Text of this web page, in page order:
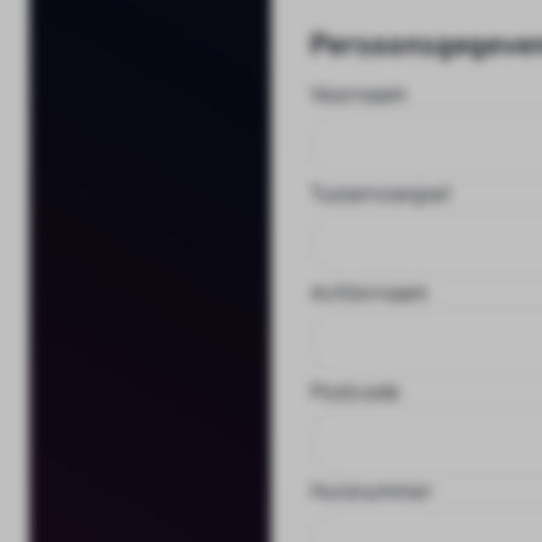
Voornaam
Tussenvoegsel
Achternaam
Postcode
Huisnummer